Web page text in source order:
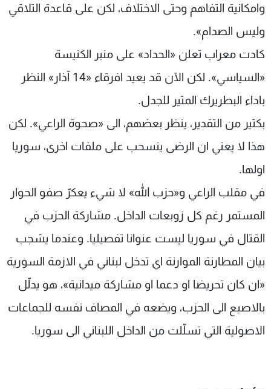
وامكانية التفاهم وحتى الاختلاف، لكن على قاعدة التلاقي
وليس الصدام».
كادت معراب تعلن «الحداد» على منبر الكنيسة
«السياسي». لكن الآن قد يعيد افرقاء «14 آذار» النظر
باداء البطريرك المثير للجدل.
بكثير من التقدير، ينظر بعضهم، الى «صحوة الراعي». لكن
هذا لا يعني ان الرضى ينسحب على ملفات اخرى، سوريا
اولها.
في مقلب الراعي و«حزب الله» لا شيء يعكرّ صفو الحوار
المستمر رغم كل زوبعات الداخل. مشاركة الحزب في
القتال في سوريا ليست عنوانا تفصيليا. وعندما يشجب
بيان المطارنة الموارنة اي تدخل لبناني في الازمة السورية
«ان كان تحريضا او دعما او مشاركة ميدانية»، هو يدلّل
بالاصبع الى الحزب، ويضعه في المصاف نفسه للجماعات
الاصولية التي تسلّلت من الداخل اللبناني الى سوريا.